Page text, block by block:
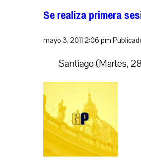
Se realiza primera
mayo 3, 2011 2:06 pm
Santiago (Martes,